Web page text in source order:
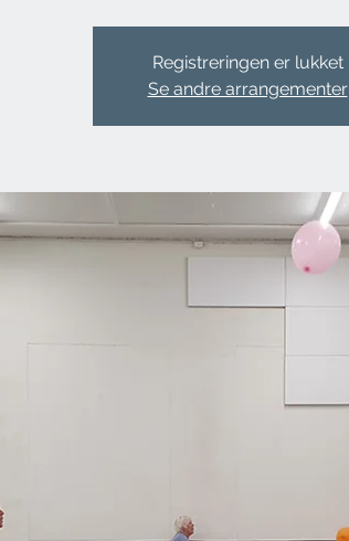
Registreringen er lukket
Se andre arrangementer